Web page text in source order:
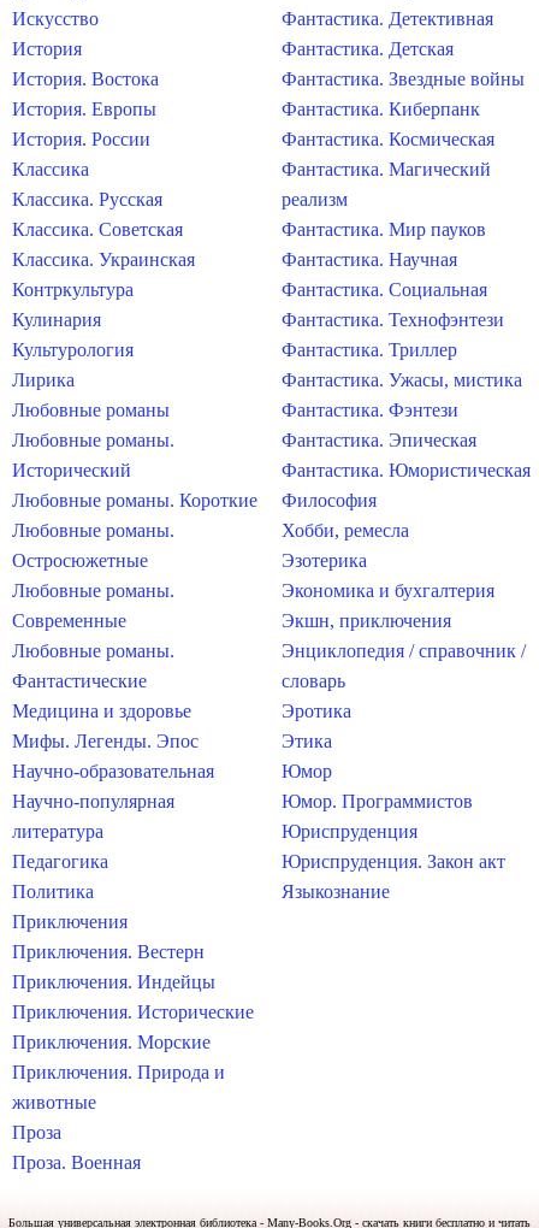
Искусство
История
История. Востока
История. Европы
История. России
Классика
Классика. Русская
Классика. Советская
Классика. Украинская
Контркультура
Кулинария
Культурология
Лирика
Любовные романы
Любовные романы.
Исторический
Любовные романы. Короткие
Любовные романы.
Остросюжетные
Любовные романы.
Современные
Любовные романы.
Фантастические
Медицина и здоровье
Мифы. Легенды. Эпос
Научно-образовательная
Научно-популярная
литература
Педагогика
Политика
Приключения
Приключения. Вестерн
Приключения. Индейцы
Приключения. Исторические
Приключения. Морские
Приключения. Природа и
животные
Проза
Проза. Военная
Фантастика. Детективная
Фантастика. Детская
Фантастика. Звездные войны
Фантастика. Киберпанк
Фантастика. Космическая
Фантастика. Магический
реализм
Фантастика. Мир пауков
Фантастика. Научная
Фантастика. Социальная
Фантастика. Технофэнтези
Фантастика. Триллер
Фантастика. Ужасы, мистика
Фантастика. Фэнтези
Фантастика. Эпическая
Фантастика. Юмористическая
Философия
Хобби, ремесла
Эзотерика
Экономика и бухгалтерия
Экшн, приключения
Энциклопедия / справочник /
словарь
Эротика
Этика
Юмор
Юмор. Программистов
Юриспруденция
Юриспруденция. Закон акт
Языкознание
Большая универсальная электронная библиотека - Many-Books.Org - скачать книги бесплатно и читать